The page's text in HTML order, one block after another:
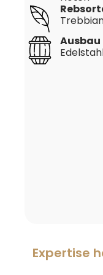
Ausbau
Expertise